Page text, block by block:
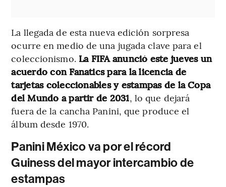
La llegada de esta nueva edición sorpresa
ocurre en medio de una jugada clave para el
coleccionismo. La FIFA anunció este jueves un
acuerdo con Fanatics para la licencia de
tarjetas coleccionables y estampas de la Copa
del Mundo a partir de 2031, lo que dejará
fuera de la cancha Panini, que produce el
álbum desde 1970.
Panini México va por el récord
Guiness del mayor intercambio de
estampas